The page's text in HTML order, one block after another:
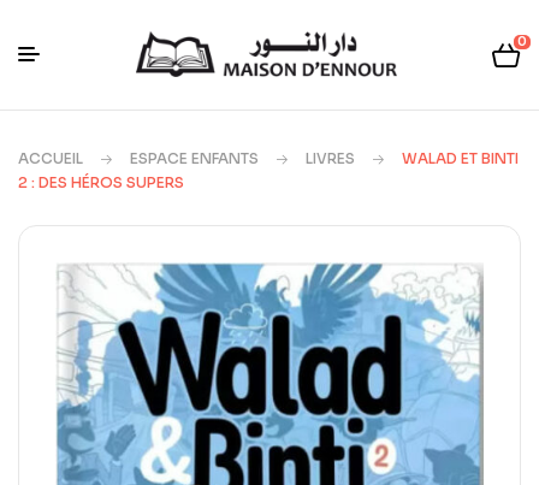
0
ACCUEIL ESPACE ENFANTS LIVRES
WALAD ET BINTI
2 : DES HÉROS SUPERS